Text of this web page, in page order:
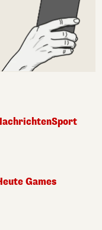
Sport
Games